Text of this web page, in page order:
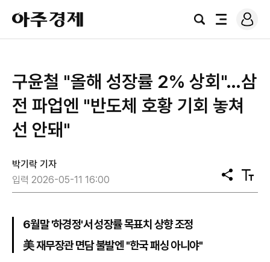
아
주
경
검
전
로
그
구윤철 "올해 성장률 2% 상회"…삼
전 파업엔 "반도체 호황 기회 놓쳐
선 안돼"
박기락 기자
입력 2026-05-11 16:00
공
유
텍
스
6월말 '하경정'서 성장률 목표치 상향 조정
美 재무장관 면담 불발엔 "한국 패싱 아니야"